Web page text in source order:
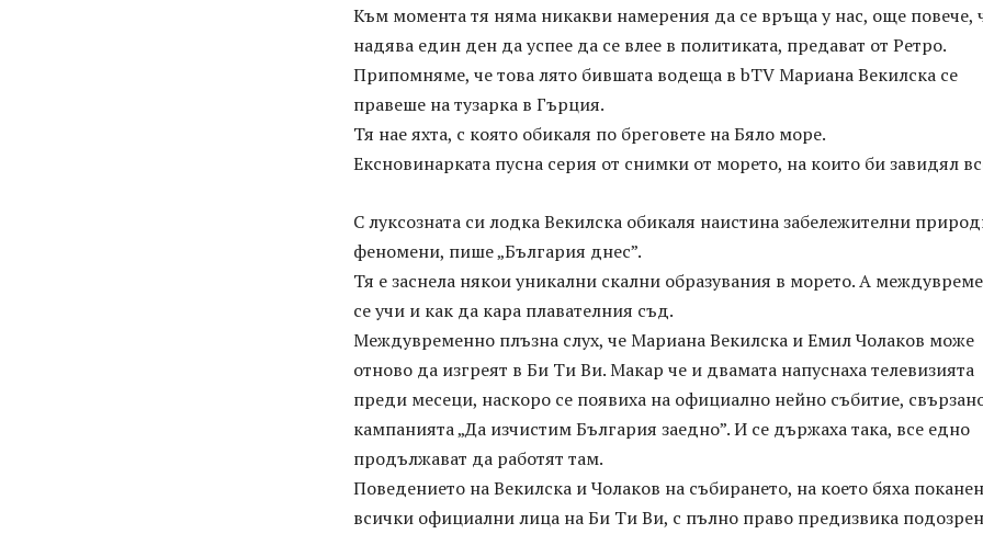
Към момента тя няма никакви намерения да се връща у нас, още повече,
надява един ден да успее да се влее в политиката, предават от Ретро.
Припомняме, че това лято бившата водеща в bTV Мариана Векилска се
правеше на тузарка в Гърция.
Тя нае яхта, с която обикаля по бреговете на Бяло море.
Ексновинарката пусна серия от снимки от морето, на които би завидял
С луксозната си лодка Векилска обикаля наистина забележителни
феномени, пише „България днес”.
Тя е заснела някои уникални скални образувания в морето. А
се учи и как да кара плавателния съд.
Междувременно плъзна слух, че Мариана Векилска и Емил Чолаков може
отново да изгреят в Би Ти Ви. Макар че и двамата напуснаха телевизията
преди месеци, наскоро се появиха на официално нейно събитие,
кампанията „Да изчистим България заедно”. И се държаха така, все едно
продължават да работят там.
Поведението на Векилска и Чолаков на събирането, на което бяха
всички официални лица на Би Ти Ви, с пълно право предизвика